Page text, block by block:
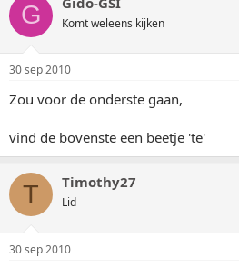
G Komt weleens kijken
30 sep 2010
Zou voor de onderste gaan,
vind de bovenste een beetje 'te'
T Timothy27
Lid
30 sep 2010